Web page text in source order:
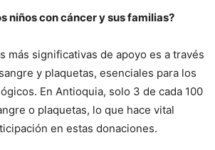
niños con cáncer y sus familias?
más significativas de apoyo es a través
y plaquetas, esenciales para los
En Antioquia, solo 3 de cada 100
o plaquetas, lo que hace vital
en estas donaciones.